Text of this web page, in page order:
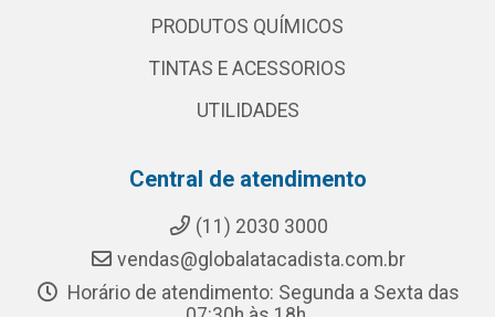
PRODUTOS QUÍMICOS
TINTAS E ACESSORIOS
UTILIDADES
Central de atendimento
(11) 2030 3000
vendas@globalatacadista.com.br
Horário de atendimento: Segunda a Sexta das